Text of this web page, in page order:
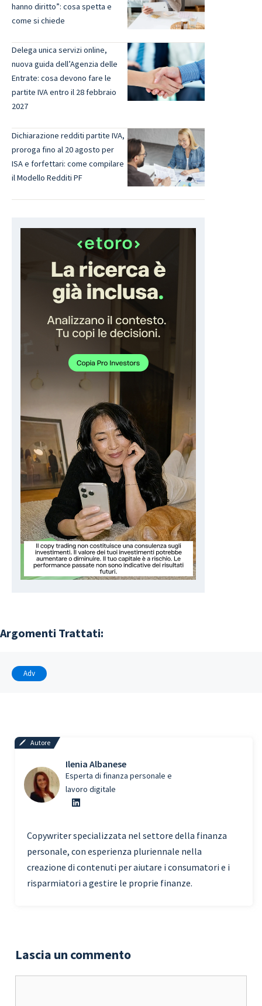
hanno diritto”: cosa spetta e
come si chiede
Delega unica servizi online,
nuova guida dell’Agenzia delle
Entrate: cosa devono fare le
partite IVA entro il 28 febbraio
2027
Dichiarazione redditi partite IVA,
proroga fino al 20 agosto per
ISA e forfettari: come compilare
il Modello Redditi PF
Argomenti Trattati:
Adv
Autore
Ilenia Albanese
Esperta di finanza personale e
lavoro digitale
Copywriter specializzata nel settore della finanza
personale, con esperienza pluriennale nella
creazione di contenuti per aiutare i consumatori e i
risparmiatori a gestire le proprie finanze.
Lascia un commento